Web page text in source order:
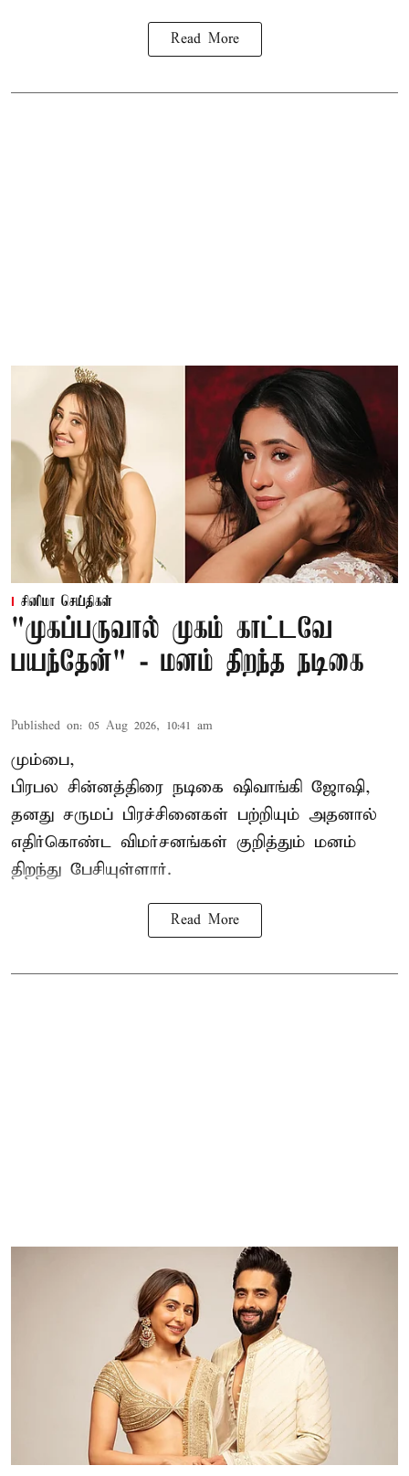
Read More
சினிமா செய்திகள்
"முகப்பருவால் முகம் காட்டவே
பயந்தேன்" - மனம் திறந்த நடிகை
Published on: 05 Aug 2026, 10:41 am
மும்பை,
பிரபல சின்னத்திரை நடிகை ஷிவாங்கி ஜோஷி,
தனது சருமப் பிரச்சினைகள் பற்றியும் அதனால்
எதிர்கொண்ட விமர்சனங்கள் குறித்தும் மனம்
திறந்து பேசியுள்ளார்.
Read More